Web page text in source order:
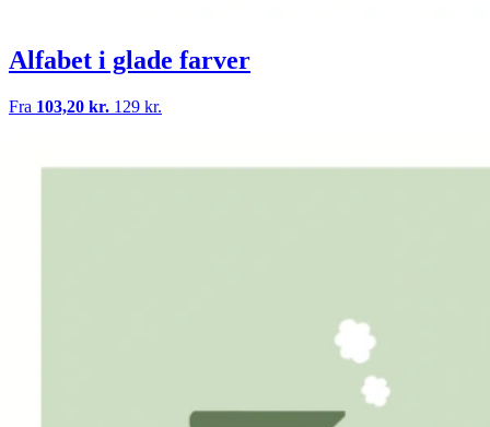
Alfabet i glade farver
Fra 103,20 kr. 129 kr.